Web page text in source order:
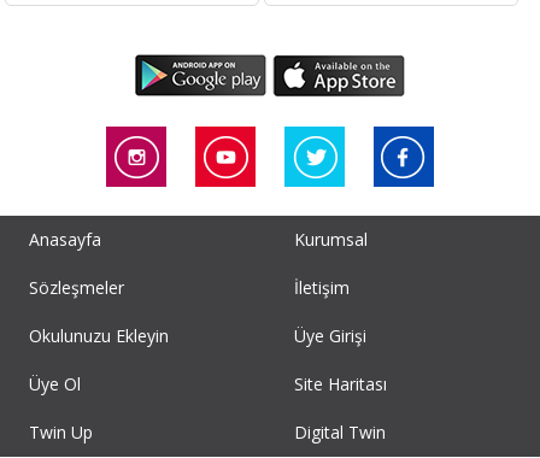
Anasayfa Kurumsal
Sözleşmeler İletişim
Okulunuzu Ekleyin Üye Girişi
Üye Ol Site Haritası
Twin Up Digital Twin